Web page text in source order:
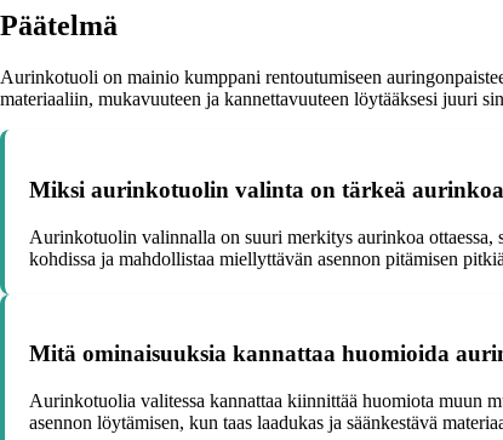
Päätelmä
Aurinkotuoli on mainio kumppani rentoutumiseen
materiaaliin, mukavuuteen ja kannettavuuteen löytääksesi juuri
Miksi aurinkotuolin valinta on tärkeä aurinkoa
Aurinkotuolin valinnalla on suuri merkitys aurinkoa
kohdissa ja mahdollistaa miellyttävän asennon pitämisen
Mitä ominaisuuksia kannattaa huomioida
Aurinkotuolia valitessa kannattaa kiinnittää huomiota muun
asennon löytämisen, kun taas laadukas ja säänkestävä